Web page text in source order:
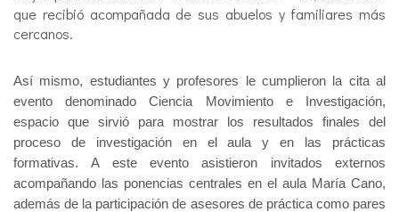
que recibió acompañada de sus abuelos y familiares más
cercanos.
Así mismo, estudiantes y profesores le cumplieron la cita al
evento denominado Ciencia Movimiento e Investigación,
espacio que sirvió para mostrar los resultados finales del
proceso de investigación en el aula y en las prácticas
formativas.A este evento asistieron invitados externos
acompañando las ponencias centrales en el aula María Cano,
además de la participación de asesores de práctica como pares